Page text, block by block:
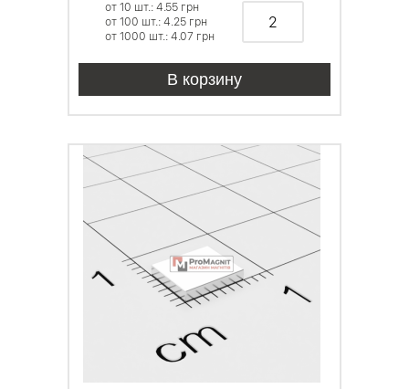
от 10 шт.: 4.55 грн
от 100 шт.: 4.25 грн
от 1000 шт.: 4.07 грн
В корзину